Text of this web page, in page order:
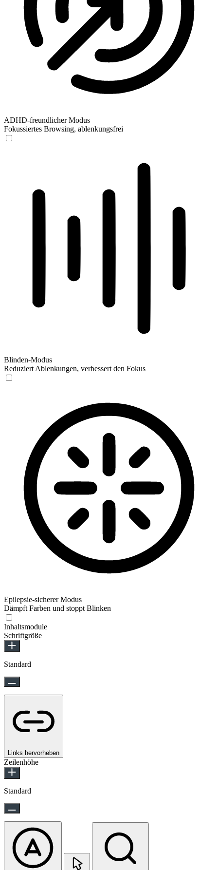
ADHD-freundlicher Modus
Fokussiertes Browsing, ablenkungsfrei
Blinden-Modus
Reduziert Ablenkungen, verbessert den Fokus
Epilepsie-sicherer Modus
Dämpft Farben und stoppt Blinken
Inhaltsmodule
Schriftgröße
Standard
Links hervorheben
Zeilenhöhe
Standard